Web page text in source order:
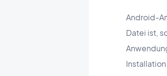
Android-
Datei ist,